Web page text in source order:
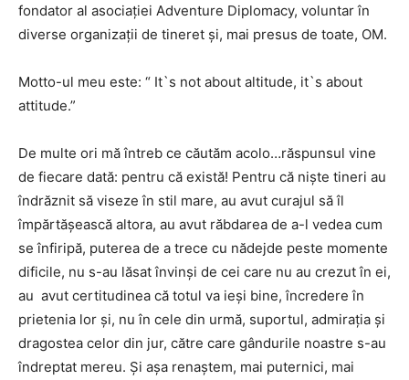
fondator al asociaţiei Adventure Diplomacy, voluntar în
diverse organizaţii de tineret şi, mai presus de toate, OM.
Motto-ul meu este: “ It`s not about altitude, it`s about
attitude.”
De multe ori mă întreb ce căutăm acolo…răspunsul vine
de fiecare dată: pentru că există! Pentru că nişte tineri au
îndrăznit să viseze în stil mare, au avut curajul să îl
împărtăşească altora, au avut răbdarea de a-l vedea cum
se înfiripă, puterea de a trece cu nădejde peste momente
dificile, nu s-au lăsat învinşi de cei care nu au crezut în ei,
au avut certitudinea că totul va ieşi bine, încredere în
prietenia lor şi, nu în cele din urmă, suportul, admiraţia şi
dragostea celor din jur, către care gândurile noastre s-au
îndreptat mereu. Şi aşa renaştem, mai puternici, mai